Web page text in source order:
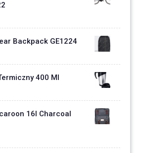
Backpack GE1224
400 Ml
16l Charcoal